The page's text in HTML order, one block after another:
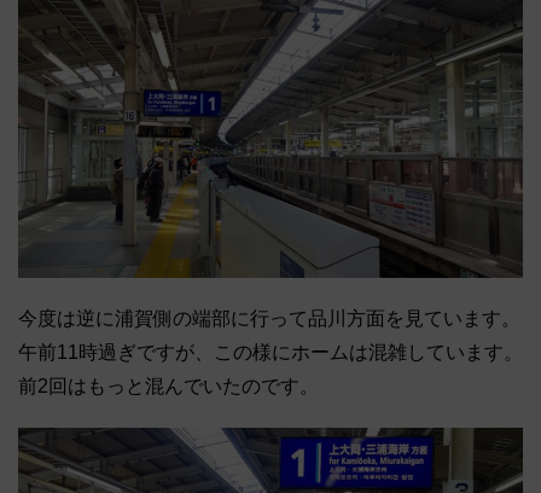
今度は逆に浦賀側の端部に行って品川方面を見ています。
午前11時過ぎですが、この様にホームは混雑しています。
前2回はもっと混んでいたのです。